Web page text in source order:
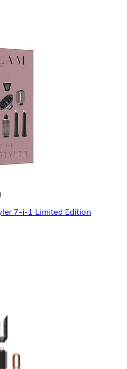
7-i-1 Limited Edition